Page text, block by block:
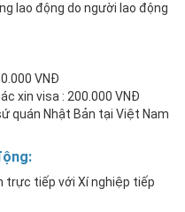
lao động do người lao động
550.000 VNĐ
xin visa : 200.000 VNĐ
quán Nhật Bản tại Việt Nam
:
trực tiếp với Xí nghiệp tiếp